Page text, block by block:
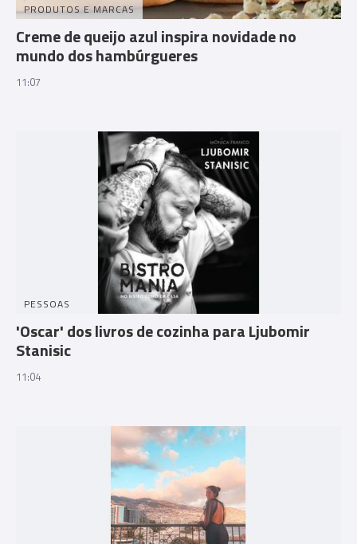
PRODUTOS E MARCAS
Creme de queijo azul inspira novidade no
mundo dos hambúrgueres
11:07
PESSOAS
'Oscar' dos livros de cozinha para Ljubomir
Stanisic
11:04